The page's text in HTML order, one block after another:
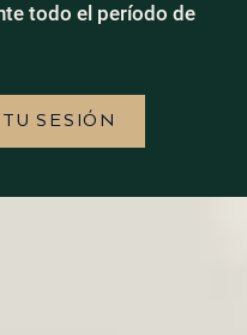
todo el período de
SESIÓN